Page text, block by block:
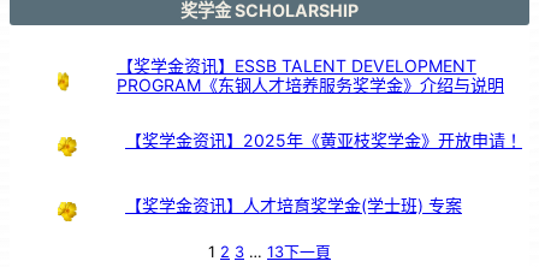
来
奖学金 SCHOLARSHIP
【奖学金资讯】ESSB TALENT DEVELOPMENT
PROGRAM《东钢人才培养服务奖学金》介绍与说明
【奖学金资讯】2025年《黄亚枝奖学金》开放申请！
【奖学金资讯】人才培育奖学金(学士班) 专案
1 2 3 … 13下一頁